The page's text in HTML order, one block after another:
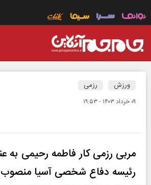
ورزش رزمی
۰۹ خرداد ۱۴۰۳ - ۱۹:۵۳
مربی رزمی کار فاطمه رحیمی به
رئیسه دفاع شخصی آسیا